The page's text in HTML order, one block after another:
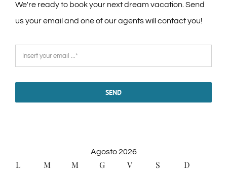
We're ready to book your next dream vacation. Send
us your email and one of our agents will contact you!
SEND
Agosto 2026
L M M G V S D